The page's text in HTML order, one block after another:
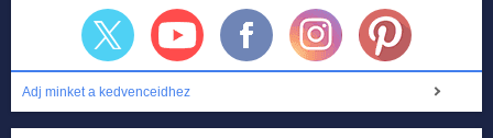
Adj minket a kedvenceidhez